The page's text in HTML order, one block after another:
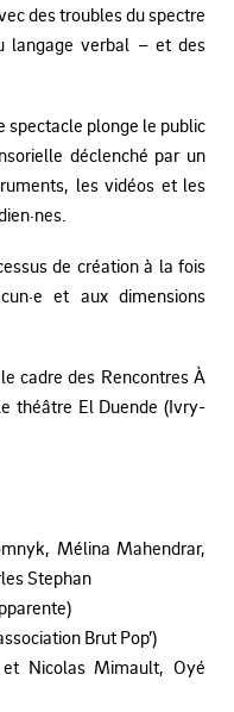
des troubles du spectre
langage verbal – et des
spectacle plonge le public
déclenché par un
les vidéos et les
de création à la fois
et aux dimensions
cadre des Rencontres À
théâtre El Duende (Ivry-
Mélina Mahendrar,
Stephan
Brut Pop’)
Nicolas Mimault, Oyé